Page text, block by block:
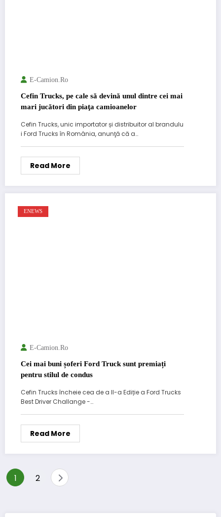
E-Camion.ro
Cefin Trucks, pe cale să devină unul dintre cei mai
mari jucători din piaţa camioanelor
Cefin Trucks, unic importator și distribuitor al brandulu
i Ford Trucks în România, anunţă că a…
Read More
ENEWS
E-Camion.ro
Cei mai buni șoferi Ford Truck sunt premiați
pentru stilul de condus
Cefin Trucks încheie cea de a II-a Ediție a Ford Trucks
Best Driver Challange -…
Read More
Posts
1 2